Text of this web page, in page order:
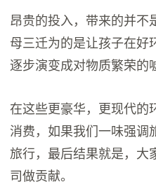
昂贵的投入，带来的并不
母三迁为的是让孩子在好
逐步演变成对物质繁荣的
在这些更豪华，更现代的
消费，如果我们一味强调
旅行，最后结果就是，大
司做贡献。